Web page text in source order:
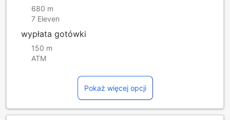
680 m
7 Eleven
wypłata gotówki
150 m
ATM
Pokaż więcej opcji